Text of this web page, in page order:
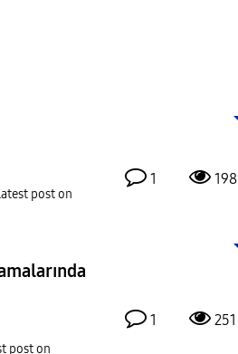
post on
1 198
post on
1 251